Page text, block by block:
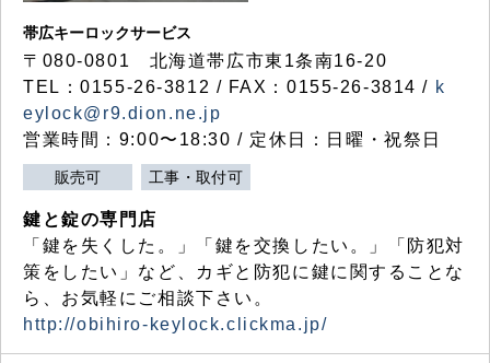
帯広キーロックサービス
〒080-0801 北海道帯広市東1条南16-20
TEL：0155-26-3812 / FAX：0155-26-3814 / k
eylock@r9.dion.ne.jp
営業時間：9:00〜18:30 / 定休日：日曜・祝祭日
販売可 工事・取付可
鍵と錠の専門店
「鍵を失くした。」「鍵を交換したい。」「防犯対
策をしたい」など、カギと防犯に鍵に関することな
ら、お気軽にご相談下さい。
http://obihiro-keylock.clickma.jp/